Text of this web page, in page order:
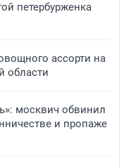
петербурженка
ассорти на
области
москвич обвинил
и пропаже